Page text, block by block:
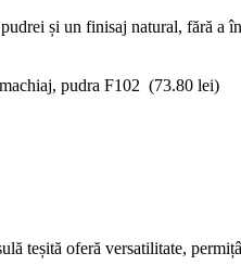
și un finisaj natural, fără a
pudra F102 (73.80 lei)
teșită oferă versatilitate,